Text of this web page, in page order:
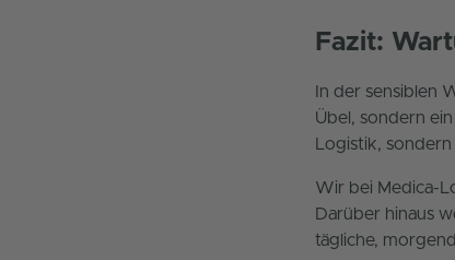
Fazit:
In der sensiblen
Übel, sondern
Logistik,
Wir bei Medica-
Darüber hinaus
tägliche,